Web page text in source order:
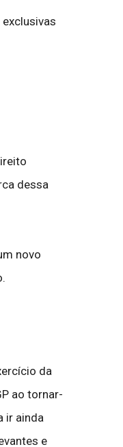
dessa
novo
da
ao tornar-
ir ainda
e